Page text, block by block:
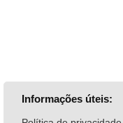
Informações úteis: